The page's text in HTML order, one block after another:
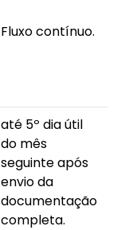
Fluxo contínuo.
até 5º dia útil
do mês
seguinte após
envio da
documentação
completa.